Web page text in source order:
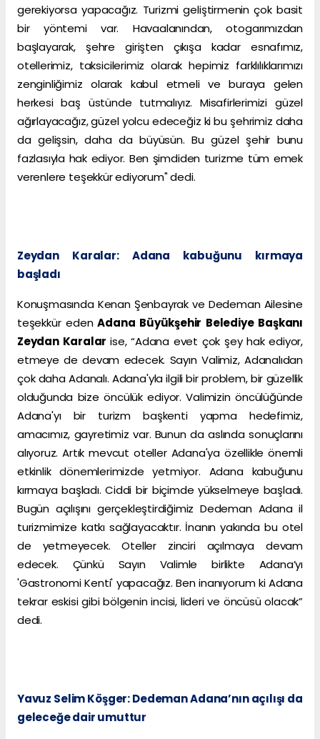
gerekiyorsa yapacağız. Turizmi geliştirmenin çok basit
bir yöntemi var. Havaalanından, otogarımızdan
başlayarak, şehre girişten çıkışa kadar esnafımız,
otellerimiz, taksicilerimiz olarak hepimiz farklılıklarımızı
zenginliğimiz olarak kabul etmeli ve buraya gelen
herkesi baş üstünde tutmalıyız. Misafirlerimizi güzel
ağırlayacağız, güzel yolcu edeceğiz ki bu şehrimiz daha
da gelişsin, daha da büyüsün. Bu güzel şehir bunu
fazlasıyla hak ediyor. Ben şimdiden turizme tüm emek
verenlere teşekkür ediyorum" dedi.
Zeydan Karalar: Adana kabuğunu kırmaya
başladı
Konuşmasında Kenan Şenbayrak ve Dedeman Ailesine
teşekkür edenAdana Büyükşehir Belediye Başkanı
Zeydan Karalarise, “Adana evet çok şey hak ediyor,
etmeye de devam edecek. Sayın Valimiz, Adanalıdan
çok daha Adanalı. Adana'yla ilgili bir problem, bir güzellik
olduğunda bize öncülük ediyor. Valimizin öncülüğünde
Adana'yı bir turizm başkenti yapma hedefimiz,
amacımız, gayretimiz var. Bunun da aslında sonuçlarını
alıyoruz. Artık mevcut oteller Adana'ya özellikle önemli
etkinlik dönemlerimizde yetmiyor. Adana kabuğunu
kırmaya başladı. Ciddi bir biçimde yükselmeye başladı.
Bugün açılışını gerçekleştirdiğimiz Dedeman Adana il
turizmimize katkı sağlayacaktır. İnanın yakında bu otel
de yetmeyecek. Oteller zinciri açılmaya devam
edecek. Çünkü Sayın Valimle birlikte Adana’yı
'Gastronomi Kenti' yapacağız. Ben inanıyorum ki Adana
tekrar eskisi gibi bölgenin incisi, lideri ve öncüsü olacak”
dedi.
Yavuz Selim Köşger: Dedeman Adana’nın açılışı da
geleceğe dair umuttur